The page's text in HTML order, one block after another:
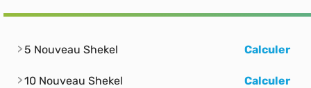
5 Nouveau Shekel Calculer
10 Nouveau Shekel Calculer